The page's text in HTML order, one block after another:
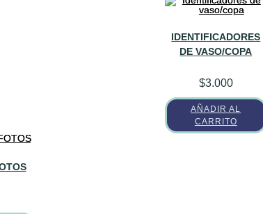
IDENTIFICADORES
DE VASO/COPA
$3.000
AÑADIR AL
CARRITO